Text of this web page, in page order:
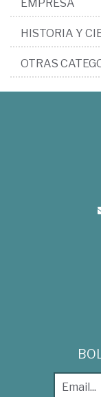
EMPRESA
HISTORIA Y
OTRAS